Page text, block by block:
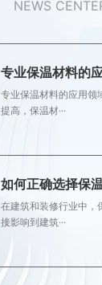
NEWS
专业保温材料的
专业保温材料的应用领
提高，保温材···
如何正确选择保
在建筑和装修行业中，
接影响到建筑···